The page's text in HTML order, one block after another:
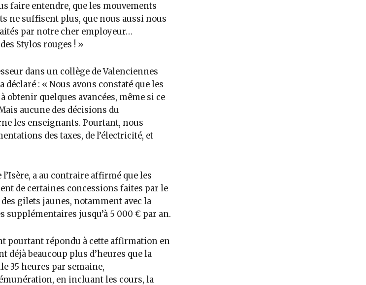
faire entendre, que les mouvements
ne suffisent plus, que nous aussi nous
par notre cher employeur…
Stylos rouges ! »
dans un collège de Valenciennes
déclaré : « Nous avons constaté que les
obtenir quelques avancées, même si ce
aucune des décisions du
les enseignants. Pourtant, nous
des taxes, de l’électricité, et
l’Isère, a au contraire affirmé que les
de certaines concessions faites par le
gilets jaunes, notamment avec la
supplémentaires jusqu’à 5 000 € par an.
pourtant répondu à cette affirmation en
déjà beaucoup plus d’heures que la
35 heures par semaine,
en incluant les cours, la